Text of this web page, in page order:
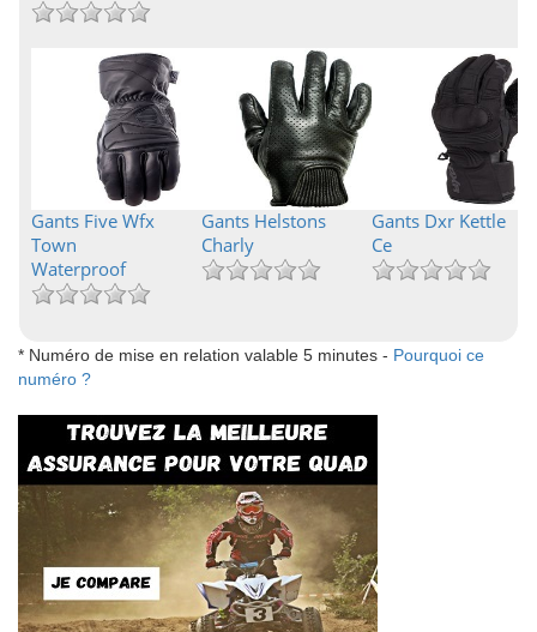
Gants Five Wfx
Town
Waterproof
Gants Helstons
Charly
Gants Dxr Kettle
Ce
* Numéro de mise en relation valable 5 minutes - Pourquoi ce
numéro ?